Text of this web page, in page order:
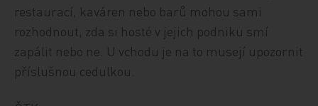
restaurací, kaváren nebo barů mohou sami
rozhodnout, zda si hosté v jejich podniku smí
zapálit nebo ne. U vchodu je na to musejí upozornit
příslušnou cedulkou.